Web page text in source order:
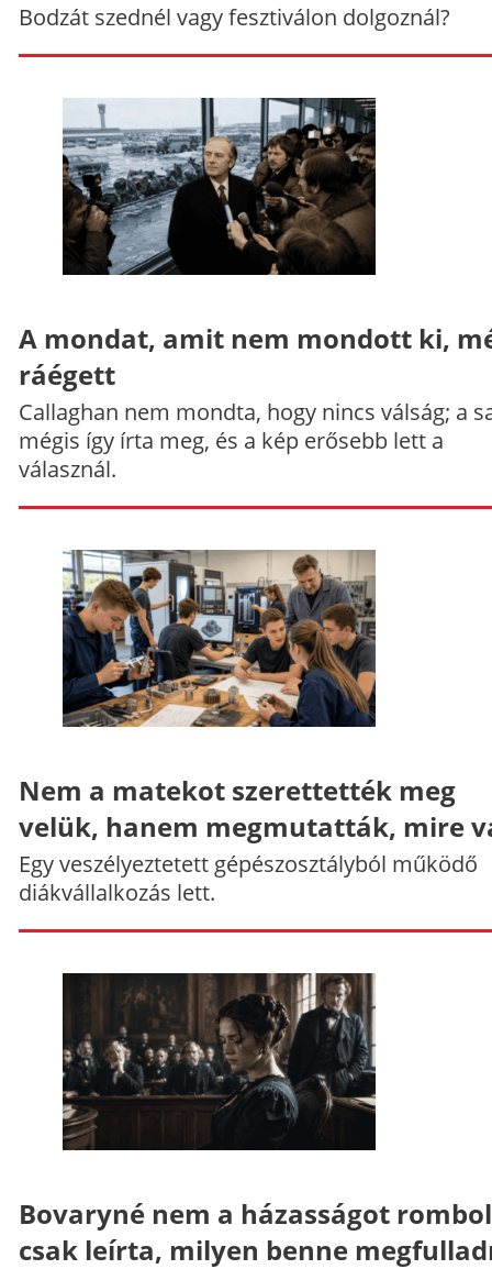
Bodzát szednél vagy fesztiválon dolgoznál?
A mondat, amit nem mondott ki,
ráégett
Callaghan nem mondta, hogy nincs válság; a
mégis így írta meg, és a kép erősebb lett a
válasznál.
Nem a matekot szerettették meg
velük, hanem megmutatták, mire
Egy veszélyeztetett gépészosztályból működő
diákvállalkozás lett.
Bovaryné nem a házasságot
csak leírta, milyen benne